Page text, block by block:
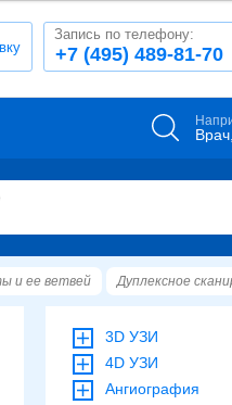
+7 (495) 489-81-70
Запись по телефону:
и ее ветвей Дуплексное
3D УЗИ
4D УЗИ
Ангиография